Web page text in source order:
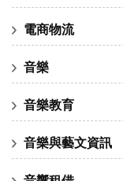
電商物流
音樂
音樂教育
音樂與藝文資訊